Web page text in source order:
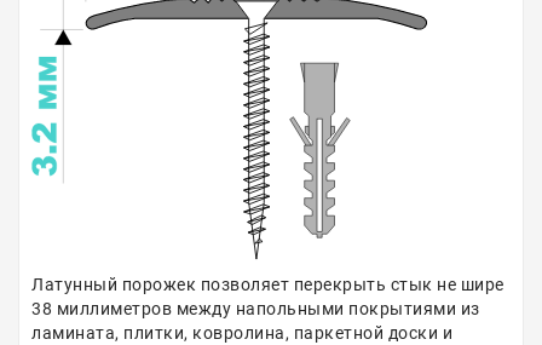
Латунный порожек позволяет перекрыть стык не шире
38 миллиметров между напольными покрытиями из
ламината, плитки, ковролина, паркетной доски и